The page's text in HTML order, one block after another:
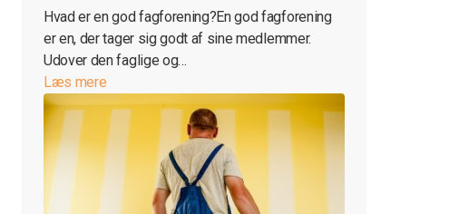
Hvad er en god fagforening?En god fagforening
er en, der tager sig godt af sine medlemmer.
Udover den faglige og…
Læs mere